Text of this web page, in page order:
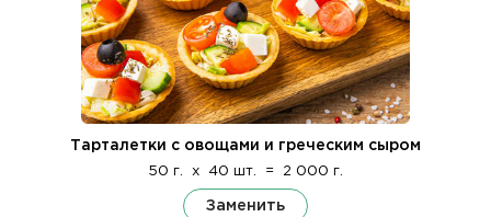
Тарталетки с овощами и греческим сыром
50 г. x 40 шт. = 2 000 г.
Заменить